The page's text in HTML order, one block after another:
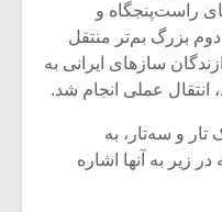
راست‌پنجگاه و
بزرگ بم‌تر منتقل
سازهای ایرانی به
انتقال عملی انجام شد.
و سه‌تار، به
زیر به آنها اشاره